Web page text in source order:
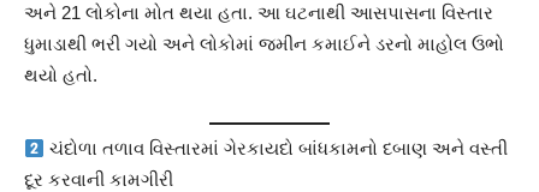
અને 21 લોકોના મોત થયા હતા. આ ઘટનાથી આસપાસના વિસ્તાર
ધુમાડાથી ભરી ગયો અને લોકોમાં જમીન કમાઈને ડરનો માહોલ ઉભો
થયો હતો.
ચંદોળા તળાવ વિસ્તારમાં ગેરકાયદો બાંધકામનો દબાણ અને વસ્તી
દૂર કરવાની કામગીરી